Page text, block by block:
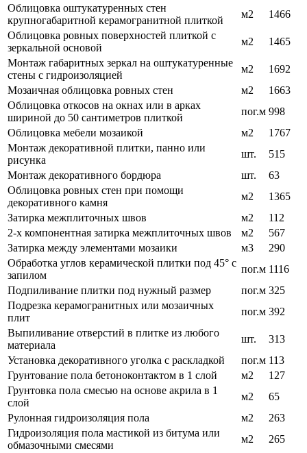
Облицовка оштукатуренных стен
крупногабаритной керамогранитной плиткой
м2
1466
Облицовка ровных поверхностей плиткой с
зеркальной основой
м2
1465
Монтаж габаритных зеркал на оштукатуренные
стены с гидроизоляцией
м2
1692
Мозаичная облицовка ровных стен
м2
1663
Облицовка откосов на окнах или в арках
шириной до 50 сантиметров плиткой
пог.м 998
Облицовка мебели мозаикой
м2
1767
Монтаж декоративной плитки, панно или
рисунка
шт.
515
Монтаж декоративного бордюра
шт.
63
Облицовка ровных стен при помощи
декоративного камня
м2
1365
Затирка межплиточных швов
м2
112
2-х компонентная затирка межплиточных швов
м2
567
Затирка между элементами мозаики
м3
290
Обработка углов керамической плитки под 45° с
запилом
пог.м 1116
Подпиливание плитки под нужный размер
пог.м 325
Подрезка керамогранитных или мозаичных
плит
пог.м 392
Выпиливание отверстий в плитке из любого
материала
шт.
313
Установка декоративного уголка с раскладкой
пог.м 113
Грунтование пола бетоноконтактом в 1 слой
м2
127
Грунтовка пола смесью на основе акрила в 1
слой
м2
65
Рулонная гидроизоляция пола
м2
263
Гидроизоляция пола мастикой из битума или
обмазочными смесями
м2 265